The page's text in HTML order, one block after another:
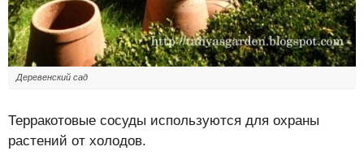
Деревенский сад
Терракотовые сосуды используются для охраны
растений от холодов.